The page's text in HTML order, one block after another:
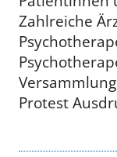
Zahlreiche
Protest